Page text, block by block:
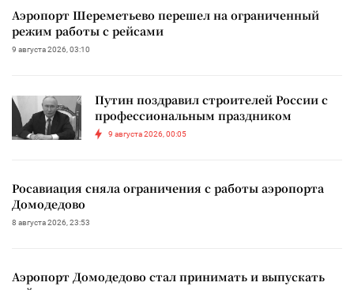
Аэропорт Шереметьево перешел на ограниченный
режим работы с рейсами
9 августа 2026, 03:10
Путин поздравил строителей России с
профессиональным праздником
9 августа 2026, 00:05
Росавиация сняла ограничения с работы аэропорта
Домодедово
8 августа 2026, 23:53
Аэропорт Домодедово стал принимать и выпускать